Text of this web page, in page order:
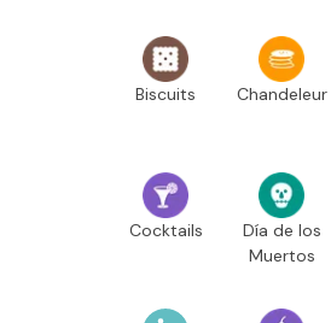
Biscuits Chandeleur
Cocktails
Día de los
Muertos